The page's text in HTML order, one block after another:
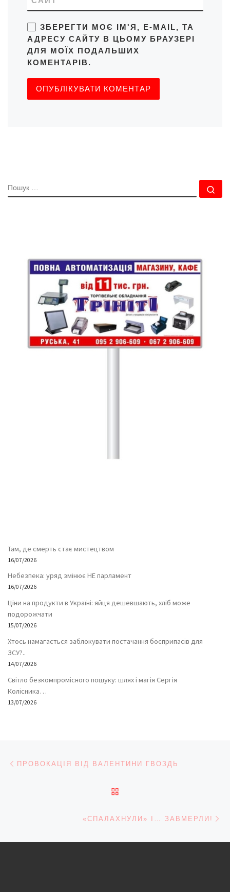
ЗБЕРЕГТИ МОЄ ІМ'Я, E-MAIL, ТА
АДРЕСУ САЙТУ В ЦЬОМУ БРАУЗЕРІ
ДЛЯ МОЇХ ПОДАЛЬШИХ
КОМЕНТАРІВ.
ПОШУК
Там, де смерть стає мистецтвом
16/07/2026
Небезпека: уряд змінює НЕ парламент
16/07/2026
Ціни на продукти в Україні: яйця дешевшають, хліб може
подорожчати
15/07/2026
Хтось намагається заблокувати постачання боєприпасів для
ЗСУ?..
14/07/2026
Світло безкомпромісного пошуку: шлях і магія Сергія
Колісника…
13/07/2026
Навігація записів
ПРОВОКАЦІЯ ВІД ВАЛЕНТИНИ ГВОЗДЬ
«СПАЛАХНУЛИ» І… ЗАВМЕРЛИ!